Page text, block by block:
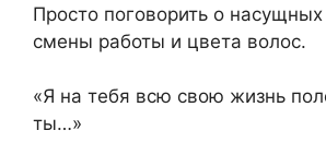
Просто поговорить о
смены работы и цвета волос.
«Я на тебя всю свою жизнь
ты…»